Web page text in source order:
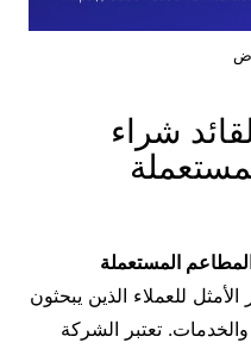
شراء
المستعملة
للعملاء الذين يبحثون
تعتبر الشركة